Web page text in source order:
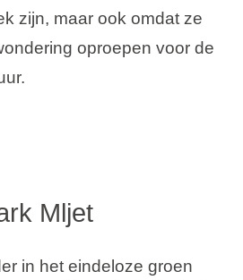
zijn, maar ook omdat ze
oproepen voor de
Mljet
in het eindeloze groen